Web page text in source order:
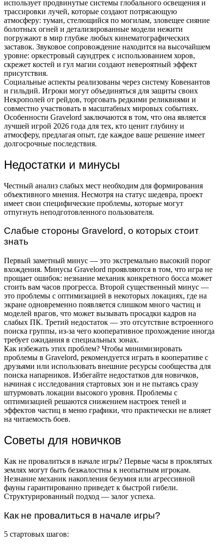
использует продвинутые системы глобального освещения и
трассировки лучей, которые создают потрясающую
атмосферу: туман, стелющийся по могилам, зловещее сияние
болотных огней и детализированные модели нежити
погружают в мир глубже любых кинематографических
заставок. Звуковое сопровождение находится на высочайшем
уровне: оркестровый саундтрек с использованием хоров,
скрежет костей и гул магии создают невероятный эффект
присутствия.
Социальные аспекты реализованы через систему Ковенантов
и гильдий. Игроки могут объединяться для защиты своих
Некрополей от рейдов, торговать редкими реликвиями и
совместно участвовать в масштабных мировых событиях.
Особенности Gravelord заключаются в том, что она является
лучшей игрой 2026 года для тех, кто ценит глубину и
атмосферу, предлагая опыт, где каждое ваше решение имеет
долгосрочные последствия.
Недостатки и минусы
Честный анализ слабых мест необходим для формирования
объективного мнения. Несмотря на статус шедевра, проект
имеет свои специфические проблемы, которые могут
отпугнуть неподготовленного пользователя.
Слабые стороны Gravelord, о которых стоит
знать
Первый заметный минус — это экстремально высокий порог
вхождения. Минусы Gravelord проявляются в том, что игра не
прощает ошибок: незнание механик конкретного босса может
стоить вам часов прогресса. Второй существенный минус —
это проблемы с оптимизацией в некоторых локациях, где на
экране одновременно появляется слишком много частиц и
моделей врагов, что может вызывать просадки кадров на
слабых ПК. Третий недостаток — это отсутствие встроенного
поиска группы, из-за чего кооперативное прохождение иногда
требует ожидания в специальных зонах.
Как избежать этих проблем? Чтобы минимизировать
проблемы в Gravelord, рекомендуется играть в кооперативе с
друзьями или использовать внешние ресурсы сообщества для
поиска напарников. Избегайте недостатков для новичков,
начиная с исследования стартовых зон и не пытаясь сразу
штурмовать локации высокого уровня. Проблемы с
оптимизацией решаются снижением настроек теней и
эффектов частиц в меню графики, что практически не влияет
на читаемость боев.
Советы для новичков
Как не провалиться в начале игры? Первые часы в проклятых
землях могут быть безжалостны к неопытным игрокам.
Незнание механик накопления безумия или агрессивной
фауны гарантированно приведет к быстрой гибели.
Структурированный подход — залог успеха.
Как не провалиться в начале игры?
5 стартовых шагов: